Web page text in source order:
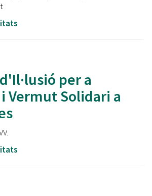
per a
Vermut Solidari a